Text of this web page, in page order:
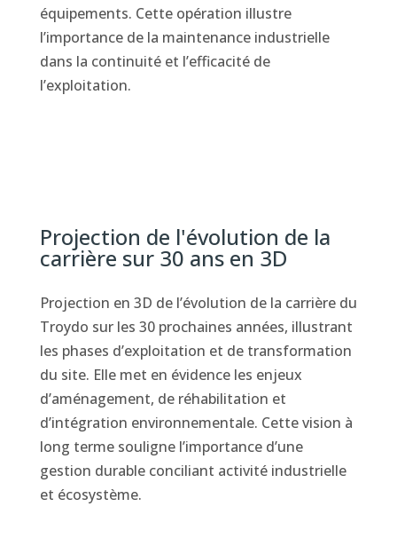
équipements. Cette opération illustre
l’importance de la maintenance industrielle
dans la continuité et l’efficacité de
l’exploitation.
Projection de l'évolution de la
carrière sur 30 ans en 3D
Projection en 3D de l’évolution de la carrière du
Troydo sur les 30 prochaines années, illustrant
les phases d’exploitation et de transformation
du site. Elle met en évidence les enjeux
d’aménagement, de réhabilitation et
d’intégration environnementale. Cette vision à
long terme souligne l’importance d’une
gestion durable conciliant activité industrielle
et écosystème.